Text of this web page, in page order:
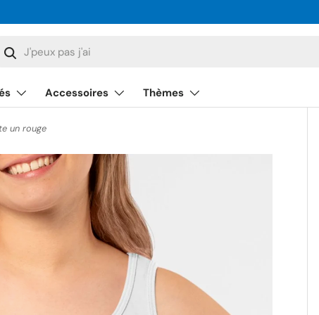
Rechercher
Accessoires Thèmes
un rouge